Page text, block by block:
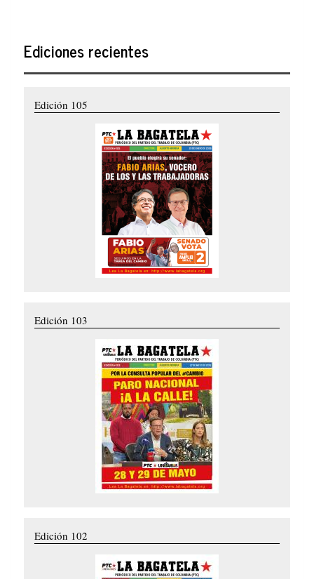
Ediciones recientes
Edición 105
Edición 103
Edición 102